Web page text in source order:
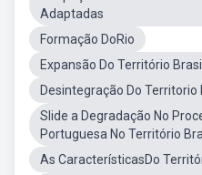
Adaptadas
Formação DoRio
Expansão Do Território
Desintegração Do Territorio
Slide a Degradação No
Portuguesa No Território
As CaracterísticasDo